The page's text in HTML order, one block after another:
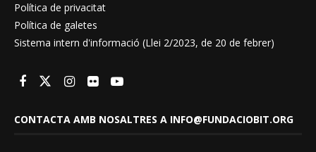
Política de privacitat
Política de galetes
Sistema intern d'informació (Llei 2/2023, de 20 de febrer)
CONTACTA AMB NOSALTRES A INFO@FUNDACIOBIT.ORG